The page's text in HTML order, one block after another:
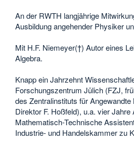
An der RWTH langjährige
Ausbildung angehender Physiker
Mit H.F. Niemeyer(†) Autor eines
Algebra.
Knapp ein Jahrzehnt
Forschungszentrum Jülich (FZJ,
des Zentralinstituts für
Direktor F. Hoßfeld), u.a. vier Jahre
Mathematisch-Technische
Industrie- und Handelskammer zu